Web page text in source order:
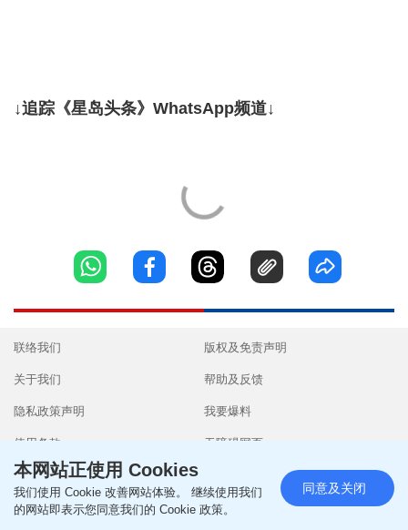
↓追踪《星岛头条》WhatsApp频道↓
联络我们
关于我们
隐私政策声明
使用条款
版权及免责声明
帮助及反馈
我要爆料
无障碍网页
Copyright © 2026 SingTao Ltd.All rights reserved.
本网站正使用 Cookies
我们使用 Cookie 改善网站体验。 继续使用我们
的网站即表示您同意我们的 Cookie 政策。
同意及关闭